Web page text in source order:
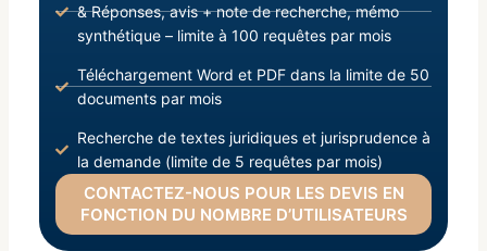
& Réponses, avis + note de recherche, mémo
synthétique – limite à 100 requêtes par mois
Téléchargement Word et PDF dans la limite de 50
documents par mois
Recherche de textes juridiques et jurisprudence à
la demande (limite de 5 requêtes par mois)
CONTACTEZ-NOUS POUR LES DEVIS EN
FONCTION DU NOMBRE D’UTILISATEURS